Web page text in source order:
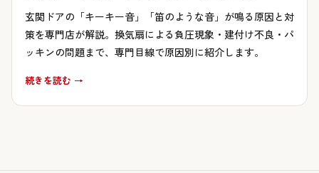
玄関ドアの「キーキー音」「笛のような音」が鳴る原因と対
策を専門店が解説。換気扇による負圧現象・建付け不良・パ
ッキンの問題まで、専門目線で原因別に紹介します。
続きを読む →